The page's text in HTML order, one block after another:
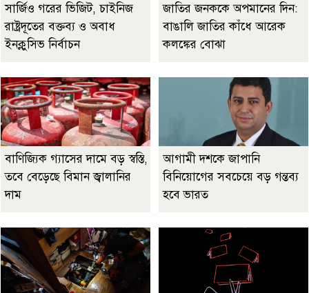
সার্জিও গরের ভিজিট, চাইনিজ
রাষ্ট্রদূতের বক্তব্য ও অবাধ
ইনক্লুসিভ নির্বাচন
জাতির জনককে অপমানের দিন:
বাঙালি জাতির কাঁধে আরেক
কলঙ্কের বোঝা
বাণিজ্যিক গ্যাসের দামে বড় স্বস্তি,
তবে বেড়েছে বিমান জ্বালানির
দাম
আগামী দশকে জাপানি
বিনিয়োগের সবচেয়ে বড় গন্তব্য
হবে ভারত